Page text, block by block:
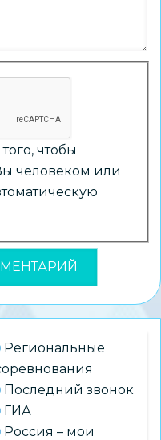
чтобы
человеком или
Региональные
Последний звонок
ГИА
Россия – мои